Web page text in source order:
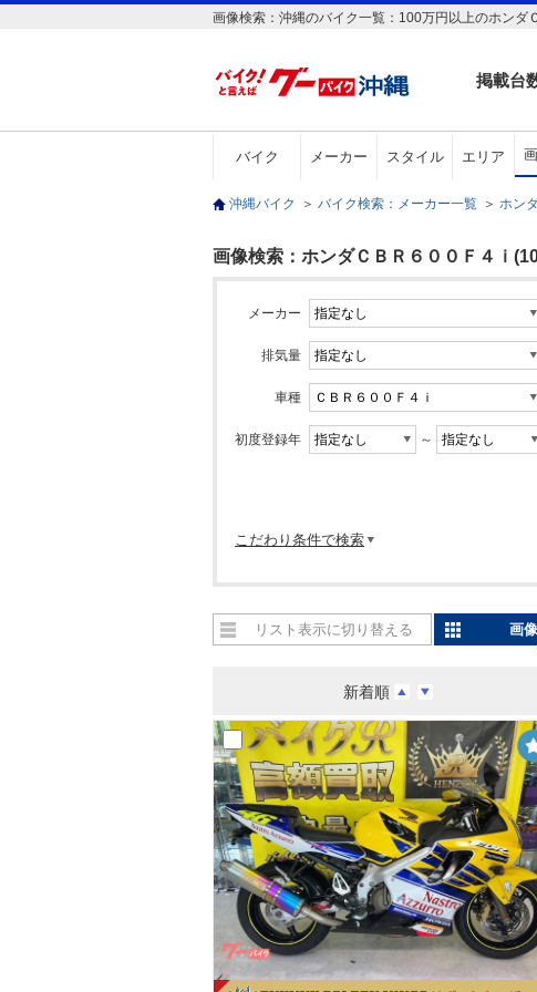
画像検索：沖縄のバイク一覧：100万円以上のホンダ
掲載台
バイク メーカー スタイル エリア
沖縄バイク ＞ バイク検索：メーカー一覧 ＞ ホン
画像検索：ホンダＣＢＲ６００Ｆ４ｉ
メーカー
排気量
車種
初度登録年 ～
こだわり条件で検索
新着順
リスト表示に切り替える 画